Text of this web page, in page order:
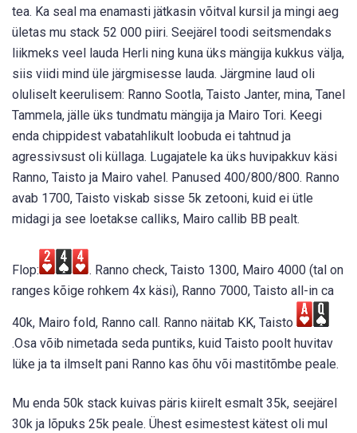
tea. Ka seal ma enamasti jätkasin võitval kursil ja mingi aeg
ületas mu stack 52 000 piiri. Seejärel toodi seitsmendaks
liikmeks veel lauda Herli ning kuna üks mängija kukkus välja,
siis viidi mind üle järgmisesse lauda. Järgmine laud oli
oluliselt keerulisem: Ranno Sootla, Taisto Janter, mina, Tanel
Tammela, jälle üks tundmatu mängija ja Mairo Tori. Keegi
enda chippidest vabatahlikult loobuda ei tahtnud ja
agressivsust oli küllaga. Lugajatele ka üks huvipakkuv käsi
Ranno, Taisto ja Mairo vahel. Panused 400/800/800. Ranno
avab 1700, Taisto viskab sisse 5k zetooni, kuid ei ütle
midagi ja see loetakse calliks, Mairo callib BB pealt.
Flop:
. Ranno check, Taisto 1300, Mairo 4000 (tal on
ranges kõige rohkem 4x käsi), Ranno 7000, Taisto all-in ca
40k, Mairo fold, Ranno call. Ranno näitab KK, Taisto
.Osa võib nimetada seda puntiks, kuid Taisto poolt huvitav
lüke ja ta ilmselt pani Ranno kas õhu või mastitõmbe peale.
Mu enda 50k stack kuivas päris kiirelt esmalt 35k, seejärel
30k ja lõpuks 25k peale. Ühest esimestest kätest oli mul